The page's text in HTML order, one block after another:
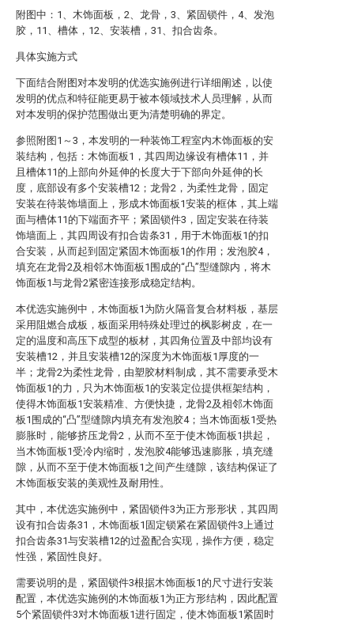
附图中：1、木饰面板，2、龙骨，3、紧固锁件，4、发泡
胶，11、槽体，12、安装槽，31、扣合齿条。
具体实施方式
下面结合附图对本发明的优选实施例进行详细阐述，以使
发明的优点和特征能更易于被本领域技术人员理解，从而
对本发明的保护范围做出更为清楚明确的界定。
参照附图1～3，本发明的一种装饰工程室内木饰面板的安
装结构，包括：木饰面板1，其四周边缘设有槽体11，并
且槽体11的上部向外延伸的长度大于下部向外延伸的长
度，底部设有多个安装槽12；龙骨2，为柔性龙骨，固定
安装在待装饰墙面上，形成木饰面板1安装的框体，其上端
面与槽体11的下端面齐平；紧固锁件3，固定安装在待装
饰墙面上，其四周设有扣合齿条31，用于木饰面板1的扣
合安装，从而起到固定紧固木饰面板1的作用；发泡胶4，
填充在龙骨2及相邻木饰面板1围成的“凸”型缝隙内，将木
饰面板1与龙骨2紧密连接形成稳定结构。
本优选实施例中，木饰面板1为防火隔音复合材料板，基层
采用阻燃合成板，板面采用特殊处理过的枫影树皮，在一
定的温度和高压下成型的板材，其四角位置及中部均设有
安装槽12，并且安装槽12的深度为木饰面板1厚度的一
半；龙骨2为柔性龙骨，由塑胶材料制成，其不需要承受木
饰面板1的力，只为木饰面板1的安装定位提供框架结构，
使得木饰面板1安装精准、方便快捷，龙骨2及相邻木饰面
板1围成的“凸”型缝隙内填充有发泡胶4；当木饰面板1受热
膨胀时，能够挤压龙骨2，从而不至于使木饰面板1拱起，
当木饰面板1受冷内缩时，发泡胶4能够迅速膨胀，填充缝
隙，从而不至于使木饰面板1之间产生缝隙，该结构保证了
木饰面板安装的美观性及耐用性。
其中，本优选实施例中，紧固锁件3为正方形形状，其四周
设有扣合齿条31，木饰面板1固定锁紧在紧固锁件3上通过
扣合齿条31与安装槽12的过盈配合实现，操作方便，稳定
性强，紧固性良好。
需要说明的是，紧固锁件3根据木饰面板1的尺寸进行安装
配置，本优选实施例的木饰面板1为正方形结构，因此配置
5个紧固锁件3对木饰面板1进行固定，使木饰面板1紧固时